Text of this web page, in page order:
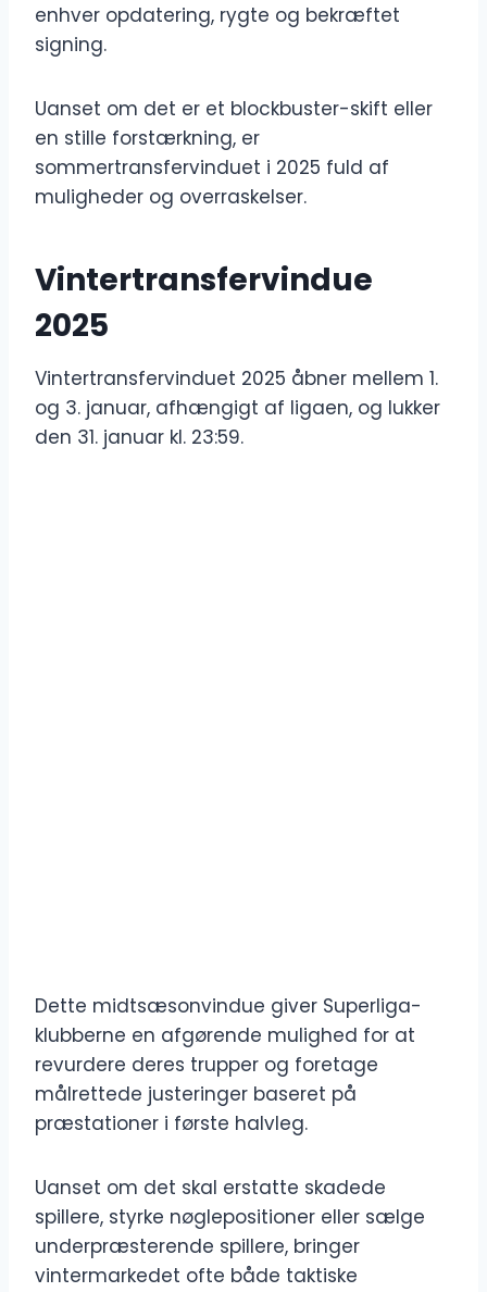
enhver opdatering, rygte og bekræftet
signing.
Uanset om det er et blockbuster-skift eller
en stille forstærkning, er
sommertransfervinduet i 2025 fuld af
muligheder og overraskelser.
Vintertransfervindue
2025
Vintertransfervinduet 2025 åbner mellem 1.
og 3. januar, afhængigt af ligaen, og lukker
den 31. januar kl. 23:59.
Dette midtsæsonvindue giver Superliga-
klubberne en afgørende mulighed for at
revurdere deres trupper og foretage
målrettede justeringer baseret på
præstationer i første halvleg.
Uanset om det skal erstatte skadede
spillere, styrke nøglepositioner eller sælge
underpræsterende spillere, bringer
vintermarkedet ofte både taktiske